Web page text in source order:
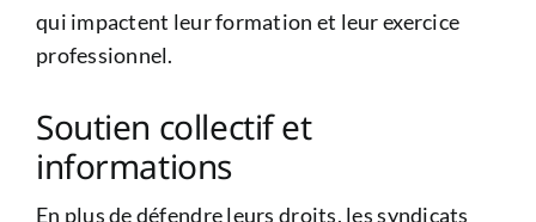
qui impactent leur formation et leur exercice
professionnel.
Soutien collectif et
informations
En plus de défendre leurs droits, les syndicats